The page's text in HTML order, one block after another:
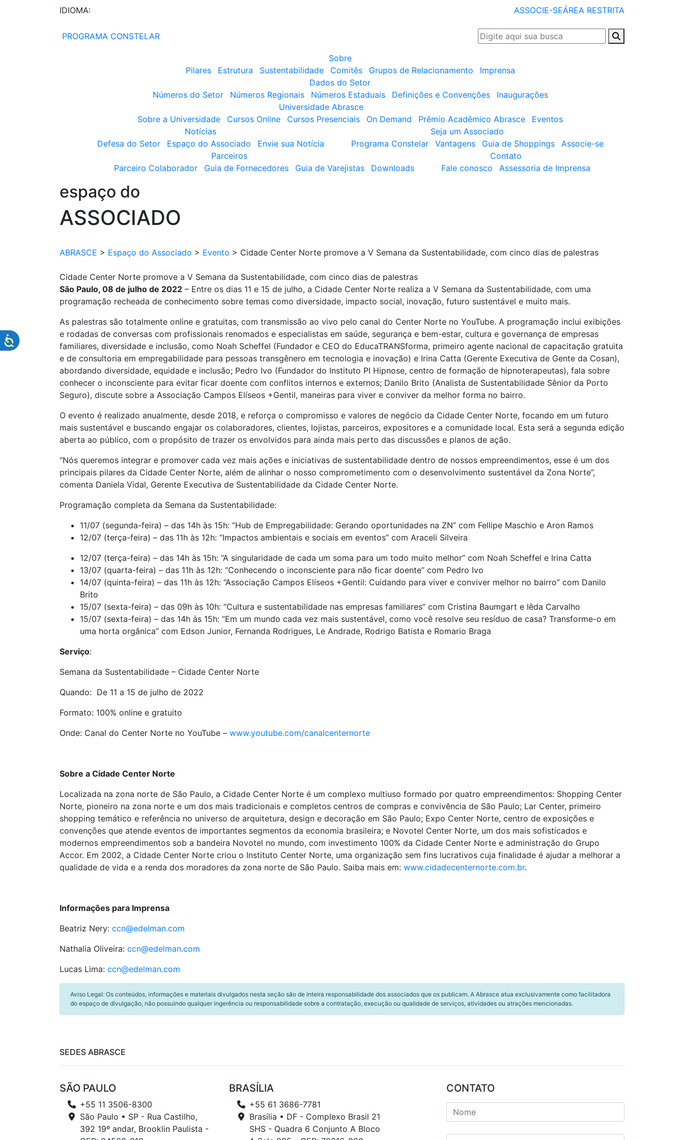
IDIOMA: ASSOCIE-SEÁREA RESTRITA
PROGRAMA CONSTELAR
Sobre
Pilares
Estrutura Sustentabilidade Comitês Grupos de Relacionamento
Imprensa
Dados do Setor
Números do Setor
Números Regionais Números Estaduais Definições e Convenções
Inaugurações
Universidade Abrasce
Sobre a Universidade
Cursos Online Cursos Presenciais On Demand Prêmio Acadêmico Abrasce
Eventos
Notícias
Defesa do Setor
Espaço do Associado Envie sua Notícia
Seja um Associado
Programa Constelar
Vantagens Guia de Shoppings
Associe-se
Parceiros
Parceiro Colaborador
Guia de Fornecedores Guia de Varejistas Downloads
Contato
Fale conosco
Assessoria de Imprensa
espaço do
ASSOCIADO
ABRASCE > Espaço do Associado > Evento > Cidade Center Norte promove a V Semana da Sustentabilidade, com cinco dias de palestras
Cidade Center Norte promove a V Semana da Sustentabilidade, com cinco dias de palestras
São Paulo, 08 de julho de 2022 – Entre os dias 11 e 15 de julho, a Cidade Center Norte realiza a V Semana da Sustentabilidade, com uma
programação recheada de conhecimento sobre temas como diversidade, impacto social, inovação, futuro sustentável e muito mais.
As palestras são totalmente online e gratuitas, com transmissão ao vivo pelo canal do Center Norte no YouTube. A programação inclui exibições
e rodadas de conversas com profissionais renomados e especialistas em saúde, segurança e bem-estar, cultura e governança de empresas
familiares, diversidade e inclusão, como Noah Scheffel (Fundador e CEO do EducaTRANSforma, primeiro agente nacional de capacitação gratuita
e de consultoria em empregabilidade para pessoas transgênero em tecnologia e inovação) e Irina Catta (Gerente Executiva de Gente da Cosan),
abordando diversidade, equidade e inclusão; Pedro Ivo (Fundador do Instituto PI Hipnose, centro de formação de hipnoterapeutas), fala sobre
conhecer o inconsciente para evitar ficar doente com conflitos internos e externos; Danilo Brito (Analista de Sustentabilidade Sênior da Porto
Seguro), discute sobre a Associação Campos Elíseos +Gentil, maneiras para viver e conviver da melhor forma no bairro.
O evento é realizado anualmente, desde 2018, e reforça o compromisso e valores de negócio da Cidade Center Norte, focando em um futuro
mais sustentável e buscando engajar os colaboradores, clientes, lojistas, parceiros, expositores e a comunidade local. Esta será a segunda edição
aberta ao público, com o propósito de trazer os envolvidos para ainda mais perto das discussões e planos de ação.
“Nós queremos integrar e promover cada vez mais ações e iniciativas de sustentabilidade dentro de nossos empreendimentos, esse é um dos
principais pilares da Cidade Center Norte, além de alinhar o nosso comprometimento com o desenvolvimento sustentável da Zona Norte”,
comenta Daniela Vidal, Gerente Executiva de Sustentabilidade da Cidade Center Norte.
Programação completa da Semana da Sustentabilidade:
11/07 (segunda-feira) – das 14h às 15h: “Hub de Empregabilidade: Gerando oportunidades na ZN” com Fellipe Maschio e Aron Ramos
12/07 (terça-feira) – das 11h às 12h: “Impactos ambientais e sociais em eventos” com Araceli Silveira
12/07 (terça-feira) – das 14h às 15h: “A singularidade de cada um soma para um todo muito melhor” com Noah Scheffel e Irina Catta
13/07 (quarta-feira) – das 11h às 12h: “Conhecendo o inconsciente para não ficar doente” com Pedro Ivo
14/07 (quinta-feira) – das 11h às 12h: “Associação Campos Elíseos +Gentil: Cuidando para viver e conviver melhor no bairro” com Danilo
Brito
15/07 (sexta-feira) – das 09h às 10h: “Cultura e sustentabilidade nas empresas familiares” com Cristina Baumgart e Iêda Carvalho
15/07 (sexta-feira) – das 14h às 15h: “Em um mundo cada vez mais sustentável, como você resolve seu resíduo de casa? Transforme-o em
uma horta orgânica” com Edson Junior, Fernanda Rodrigues, Le Andrade, Rodrigo Batista e Romario Braga
Serviço:
Semana da Sustentabilidade – Cidade Center Norte
Quando: De 11 a 15 de julho de 2022
Formato: 100% online e gratuito
Onde: Canal do Center Norte no YouTube – www.youtube.com/canalcenternorte
Sobre a Cidade Center Norte
Localizada na zona norte de São Paulo, a Cidade Center Norte é um complexo multiuso formado por quatro empreendimentos: Shopping Center
Norte, pioneiro na zona norte e um dos mais tradicionais e completos centros de compras e convivência de São Paulo; Lar Center, primeiro
shopping temático e referência no universo de arquitetura, design e decoração em São Paulo; Expo Center Norte, centro de exposições e
convenções que atende eventos de importantes segmentos da economia brasileira; e Novotel Center Norte, um dos mais sofisticados e
modernos empreendimentos sob a bandeira Novotel no mundo, com investimento 100% da Cidade Center Norte e administração do Grupo
Accor. Em 2002, a Cidade Center Norte criou o Instituto Center Norte, uma organização sem fins lucrativos cuja finalidade é ajudar a melhorar a
qualidade de vida e a renda dos moradores da zona norte de São Paulo. Saiba mais em: www.cidadecenternorte.com.br.
Informações para Imprensa
Beatriz Nery: ccn@edelman.com
Nathalia Oliveira: ccn@edelman.com
Lucas Lima: ccn@edelman.com
Aviso Legal: Os conteúdos, informações e materiais divulgados nesta seção são de inteira responsabilidade dos associados que os publicam. A Abrasce atua exclusivamente como facilitadora
do espaço de divulgação, não possuindo qualquer ingerência ou responsabilidade sobre a contratação, execução ou qualidade de serviços, atividades ou atrações mencionadas.
SEDES ABRASCE
SÃO PAULO
+55 11 3506-8300
São Paulo • SP - Rua Castilho,
392 19º andar, Brooklin Paulista -
BRASÍLIA
+55 61 3686-7781
Brasília • DF - Complexo Brasil 21
SHS - Quadra 6 Conjunto A Bloco
CONTATO